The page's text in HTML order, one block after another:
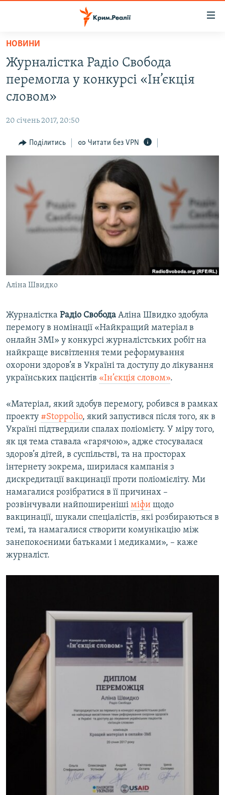
Перейти
основного
матеріалу
Перейти
до
основної
Перейти
до
ВОДА.КРИМ
ВІДЕО ТА ФОТО
БЛОГИ
ПОГЛЯД
ВСЕ ЗА ДЕНЬ
СПЕЦПРОЕКТИ
ДЕПОРТАЦІЯ
ВІДЕОУРОКИ «ELIFBE»
СВІДЧЕННЯ ОКУПАЦІЇ
УКРАЇНСЬКА ПРОБЛЕМА КРИМУ
ІНФОГРАФІКА
ЯК ОБІЙТИ БЛОКУВАННЯ
ДОЛУЧАЙСЯ!
Усі сайти RFE/RL
НОВИНИ
Журналістка Радіо Свобода
перемогла у конкурсі «Ін’єкція
словом»
20 січень 2017, 20:50
Поділитись Читати без VPN
Аліна Швидко
Журналістка Радіо Свобода Аліна Швидко здобула
перемогу в номінації «Найкращий матеріал в
онлайн ЗМІ» у конкурсі журналістських робіт на
найкраще висвітлення теми реформування
охорони здоров’я в Україні та доступу до лікування
українських пацієнтів «Ін’єкція словом».
«Матеріал, який здобув перемогу, робився в рамках
проекту #Stoppolio, який запустився після того, як в
Україні підтвердили спалах поліомієту. У міру того,
як ця тема ставала «гарячою», адже стосувалася
здоров’я дітей, в суспільстві, та на просторах
інтернету зокрема, ширилася кампанія з
дискредитації вакцинації проти поліомієліту. Ми
намагалися розібратися в її причинах –
розвінчували найпоширеніші міфи щодо
вакцинації, шукали спеціалістів, які розбираються в
темі, та намагалися створити комунікацію між
занепокоєними батьками і медиками», – каже
журналіст.